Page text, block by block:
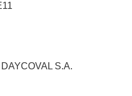
S.A.